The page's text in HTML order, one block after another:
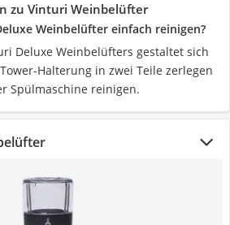
zu Vinturi Weinbelüfter
Weinbelüfter einfach reinigen?
Deluxe Weinbelüfters gestaltet sich
Halterung in zwei Teile zerlegen
Spülmaschine reinigen.